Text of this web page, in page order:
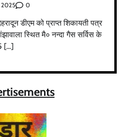
2025 0
डीएम को प्राप्त शिकायती पत्र
स्थित मै० नन्दा गैस सर्विस के
[…]